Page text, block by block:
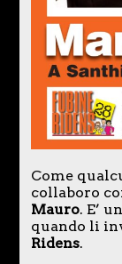
Come
collaboro
Mauro. E’
quando li
Ridens.